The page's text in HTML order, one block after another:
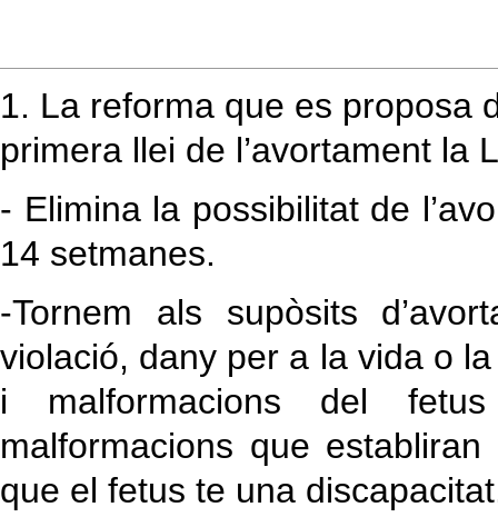
1. La reforma que es proposa
primera llei de l’avortament la
- Elimina la possibilitat de
14 setmanes.
-Tornem als supòsits
violació, dany per a la vida o
i malformacions del
malformacions que
que el fetus te una